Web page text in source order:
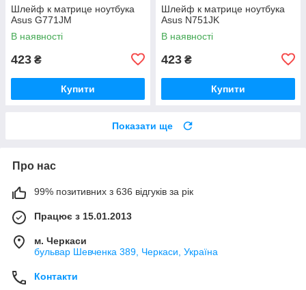
Шлейф к матрице ноутбука
Asus G771JM
В наявності
423 ₴
Купити
Шлейф к матрице ноутбука
Asus N751JK
В наявності
423 ₴
Купити
Показати ще
Про нас
99% позитивних з 636 відгуків за рік
Працює з 15.01.2013
м. Черкаси
бульвар Шевченка 389, Черкаси, Україна
Контакти